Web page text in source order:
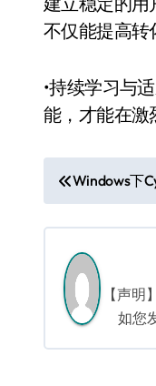
不仅能提高转
•持续学习与
能，才能在激
文
章
导
航
Windows下
【声
如您